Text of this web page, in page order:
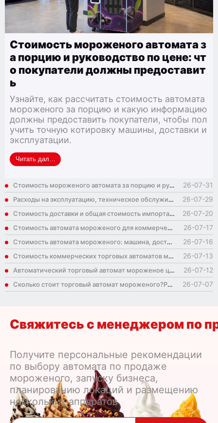
Стоимость мороженого автомата з
а порцию и руководство по цене: чт
о покупатели должны предоставит
ь
Узнайте, как рассчитать стоимость автомата
мороженого за порцию и какую информацию
должны предоставить покупатели, чтобы пол
учить точную котировку машины, доставки и
эксплуатации.
Читать далее： Стоимость мороженого автомата за порцию и
Стоимость мороженого автомата за порцию и руководство по цене: что покупатели должны предоставить 26-07-31
Расходы на эксплуатацию, техническое обслуживание и ингредиенты: полное руководство по бюджету 26-07-29
Стоимость доставки и общая стоимость импорта мороженого: что должны знать иностранные покупатели 26-07-20
Стоимость автомата мороженого для коммерческих покупателей 26-07-17
Стоимость автомата мороженого: машина, доставка, ингредиенты и эксплуатация 26-07-16
Стоимость коммерческих торговых автоматов мороженого: на что операторы должны бюджетировать 26-07-13
Автоматический торговый автомат мороженое цена: ключевые факторы за котировкой 26-07-12
Сколько стоит торговый автомат мороженого?Руководство для коммерческого покупателя 26-07-07
Свяжитесь с менеджером по
Получите персональные рекомендации
по выбору автомата по продаже
мороженого, запуску бизнеса,
планированию локаций и размещению
нескольких аппаратов